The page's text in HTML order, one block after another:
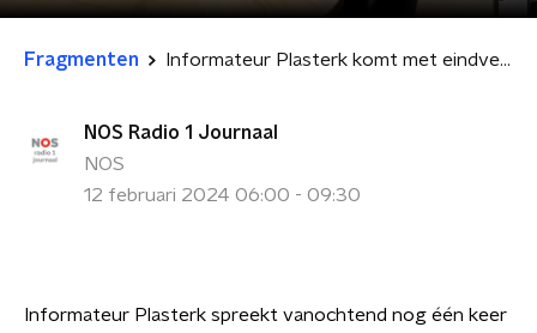
Fragmenten Informateur Plasterk komt met eindverslag
NOS Radio 1 Journaal
NOS
12 februari 2024 06:00 - 09:30
Informateur Plasterk spreekt vanochtend nog één keer